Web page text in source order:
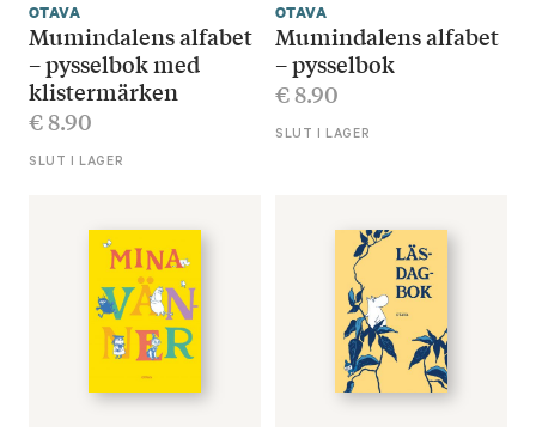
OTAVA
Mumindalens alfabet
– pysselbok med
klistermärken
€8.90
SLUT I LAGER
OTAVA
Mumindalens alfabet
– pysselbok
€8.90
SLUT I LAGER